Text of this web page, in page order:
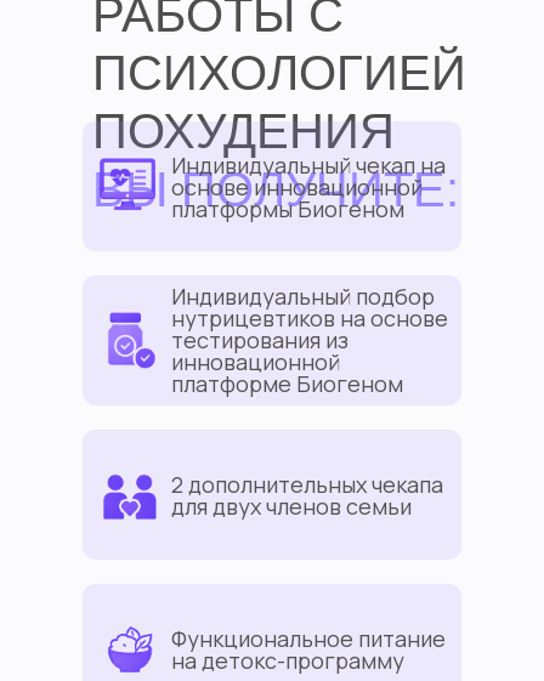
РАБОТЫ С
ПСИХОЛОГИЕЙ
ПОХУДЕНИЯ
ВЫ ПОЛУЧИТЕ:
Индивидуальный чекап на
основе инновационной
платформы Биогеном
Индивидуальный подбор
нутрицевтиков на основе
тестирования из
инновационной
платформе Биогеном
2 дополнительных чекапа
для двух членов семьи
Функциональное питание
на детокс-программу